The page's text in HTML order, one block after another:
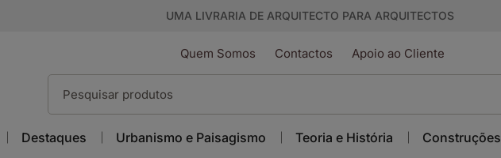
UMA LIVRARIA DE ARQUITECTO PARA ARQUITECTOS
Quem Somos Contactos Apoio ao Cliente
Destaques Urbanismo e Paisagismo Teoria e História Construções